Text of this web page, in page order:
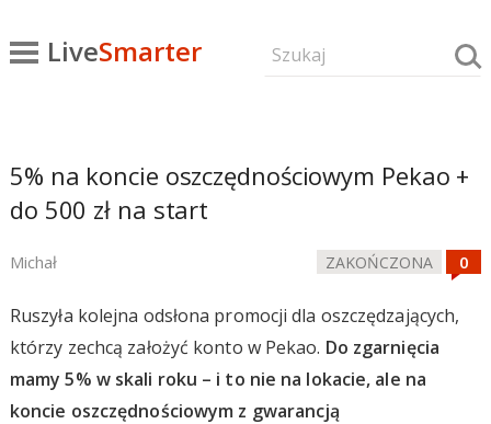
LiveSmarter
5% na koncie oszczędnościowym Pekao +
do 500 zł na start
Michał ZAKOŃCZONA
Ruszyła kolejna odsłona promocji dla oszczędzających,
którzy zechcą założyć konto w Pekao. Do zgarnięcia
mamy 5% w skali roku – i to nie na lokacie, ale na
koncie oszczędnościowym z gwarancją